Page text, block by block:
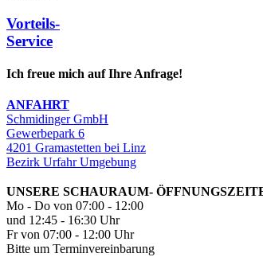
Vorteils-
Service
Ich freue mich auf Ihre Anfrage!
ANFAHRT
Schmidinger GmbH
Gewerbepark 6
4201 Gramastetten bei Linz
Bezirk Urfahr Umgebung
UNSERE SCHAURAUM-
Mo - Do von 07:00 - 12:00
und 12:45 - 16:30 Uhr
Fr von 07:00 - 12:00 Uhr
Bitte um Terminvereinbarung